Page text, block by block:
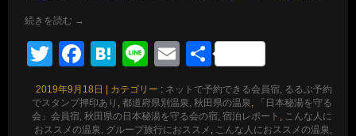
続きを読む →
Twitter
Facebook
Hatena
LineEmail
共
有
2019年9月18日 | カテゴリー : ネットで予約できる会員宿, るるぶ予約
でスタンプ押印あり
都道府県別温泉, 秋田県の温泉
「日本秘湯を守る
会」会員宿, 秋田県の日本秘湯を守る会の宿 宿泊レポート
こんな人に
おススメの温泉, グループ旅行におススメ
こんな人におススメの温泉,